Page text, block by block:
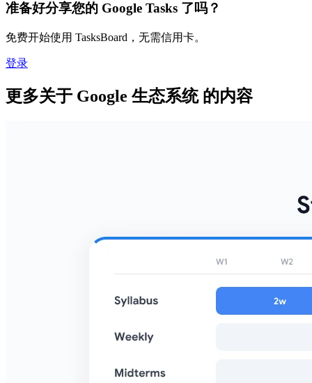
准备好分享您的 Google Tasks 了吗？
免费开始使用 TasksBoard，无需信用卡。
登录
更多关于 Google 生态系统 的内容